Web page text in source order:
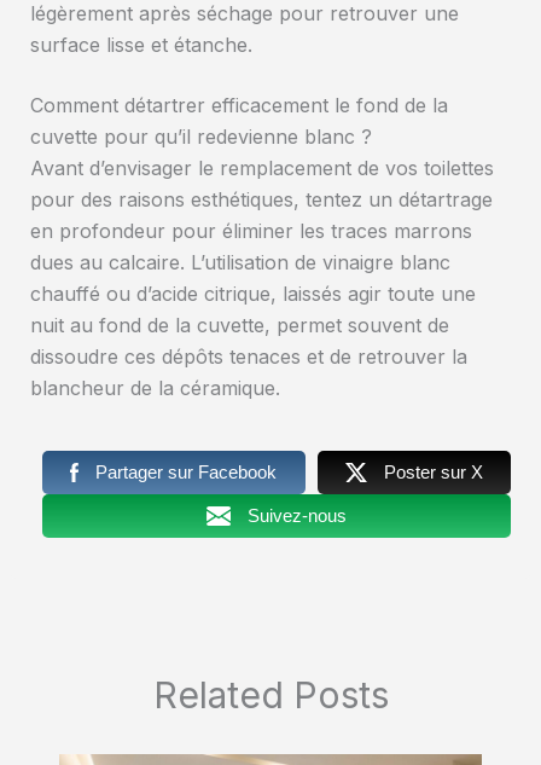
légèrement après séchage pour retrouver une
surface lisse et étanche.
Comment détartrer efficacement le fond de la
cuvette pour qu’il redevienne blanc ?
Avant d’envisager le remplacement de vos toilettes
pour des raisons esthétiques, tentez un détartrage
en profondeur pour éliminer les traces marrons
dues au calcaire. L’utilisation de vinaigre blanc
chauffé ou d’acide citrique, laissés agir toute une
nuit au fond de la cuvette, permet souvent de
dissoudre ces dépôts tenaces et de retrouver la
blancheur de la céramique.
Partager sur Facebook Poster sur X
Suivez-nous
Related Posts